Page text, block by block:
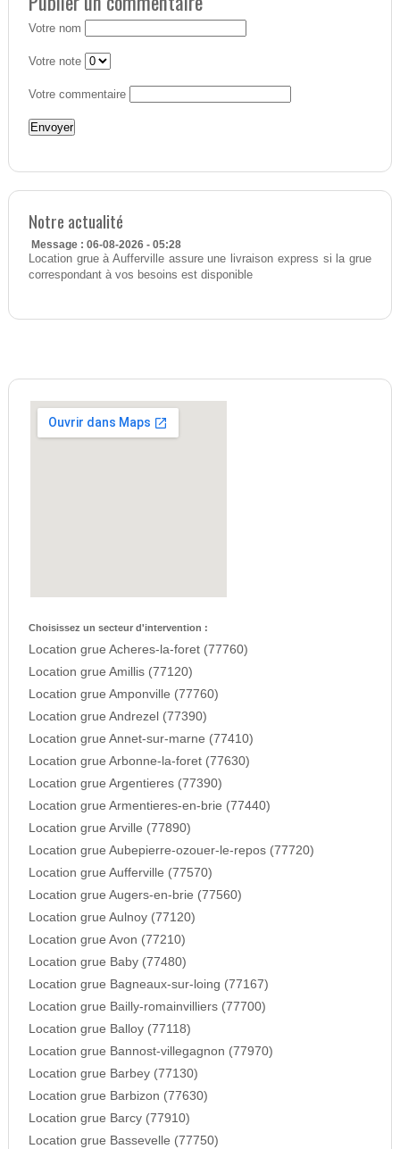
Votre nom
Votre note
Votre commentaire
Notre actualité
Message : 06-08-2026 - 05:28
Location grue à Aufferville assure une livraison express si la grue
correspondant à vos besoins est disponible
Choisissez un secteur d'intervention :
Location grue Acheres-la-foret (77760)
Location grue Amillis (77120)
Location grue Amponville (77760)
Location grue Andrezel (77390)
Location grue Annet-sur-marne (77410)
Location grue Arbonne-la-foret (77630)
Location grue Argentieres (77390)
Location grue Armentieres-en-brie (77440)
Location grue Arville (77890)
Location grue Aubepierre-ozouer-le-repos (77720)
Location grue Aufferville (77570)
Location grue Augers-en-brie (77560)
Location grue Aulnoy (77120)
Location grue Avon (77210)
Location grue Baby (77480)
Location grue Bagneaux-sur-loing (77167)
Location grue Bailly-romainvilliers (77700)
Location grue Balloy (77118)
Location grue Bannost-villegagnon (77970)
Location grue Barbey (77130)
Location grue Barbizon (77630)
Location grue Barcy (77910)
Location grue Bassevelle (77750)